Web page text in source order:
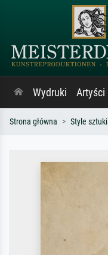
Wydruki Artyści
Strona główna Style sztuki